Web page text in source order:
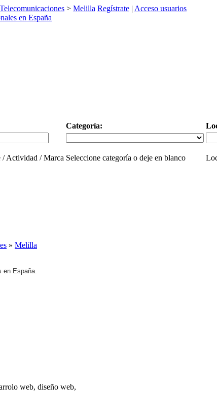
Telecomunicaciones > Melilla Regístrate | Acceso usuarios
Categoría:
/ Actividad / Marca Seleccione categoría o deje en blanco
» Melilla
España.
web, diseño web,